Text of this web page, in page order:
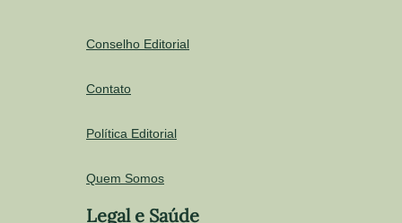
Conselho Editorial
Contato
Política Editorial
Quem Somos
Legal e Saúde